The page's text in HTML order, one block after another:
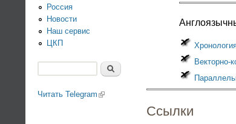
Векторно-
Ссылки
Россия
Новости
Наш сервис
ЦКП
Читать Telegram (link is external)